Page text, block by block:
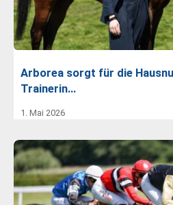
Arborea sorgt für die
Trainerin…
1. Mai 2026